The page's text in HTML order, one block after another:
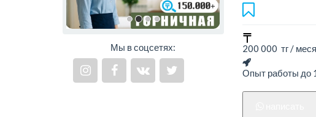
Мы в соцсетях: 200 000 тг /
Опыт работы до